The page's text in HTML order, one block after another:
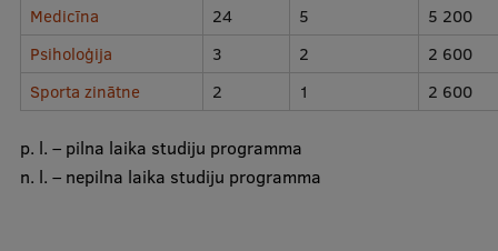
Medicīna
24 5
5 200
Psiholoģija
3 2
2 600
Sporta zinātne
2 1 2 600
p. l. – pilna laika studiju programma
n. l. – nepilna laika studiju programma